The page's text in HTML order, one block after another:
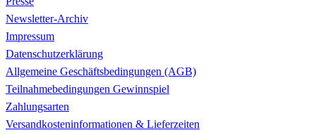
Newsletter-Archiv
Impressum
Datenschutzerklärung
Allgemeine Geschäftsbedingungen (AGB)
Teilnahmebedingungen Gewinnspiel
Zahlungsarten
Versandkosteninformationen & Lieferzeiten